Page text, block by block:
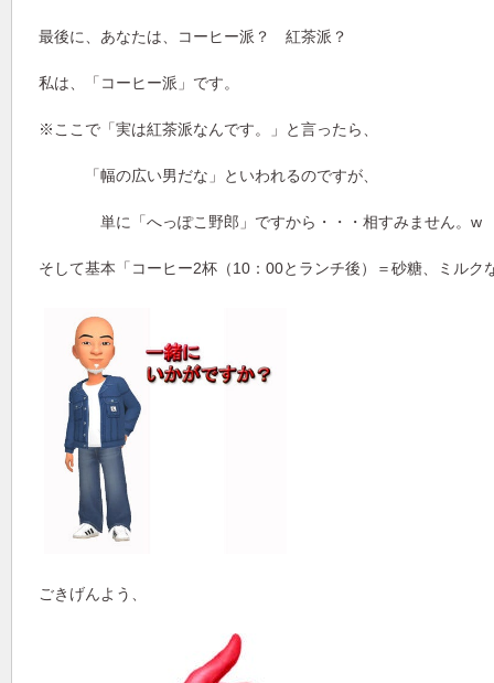
最後に、あなたは、コーヒー派？ 紅茶派？
私は、「コーヒー派」です。
※ここで「実は紅茶派なんです。」と言ったら、
「幅の広い男だな」といわれるのですが、
単に「へっぽこ野郎」ですから・・・相すみません。w
そして基本「コーヒー2杯（10：00とランチ後）＝砂糖、ミルク
ごきげんよう、